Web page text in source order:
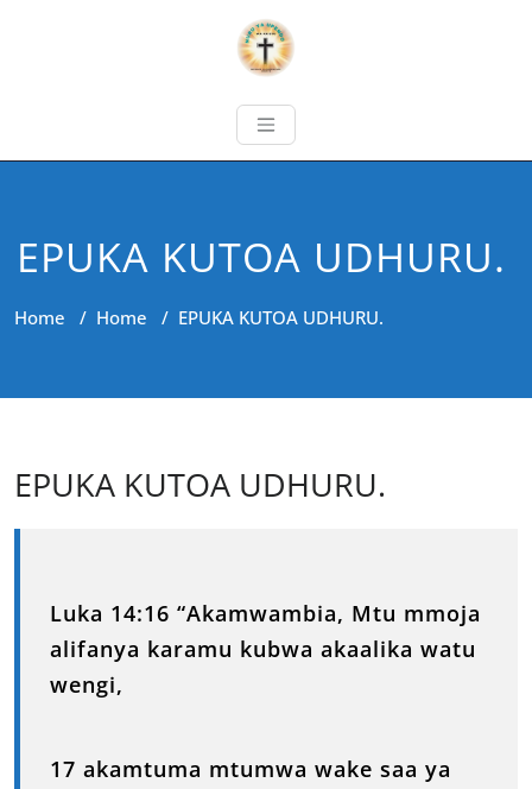
EPUKA KUTOA UDHURU.
Home / Home / EPUKA KUTOA UDHURU.
EPUKA KUTOA UDHURU.
Luka 14:16 “Akamwambia, Mtu mmoja
alifanya karamu kubwa akaalika watu
wengi,
17 akamtuma mtumwa wake saa ya